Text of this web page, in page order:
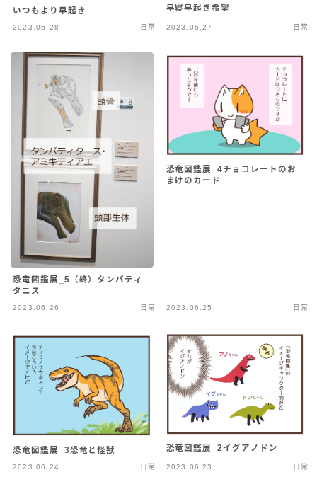
いつもより早起き
2023.06.28 日常
早寝早起き希望
2023.06.27 日常
恐竜図鑑展_5（終）タンバティ
タニス
2023.06.26 日常
恐竜図鑑展_4チョコレートのお
まけのカード
2023.06.25 日常
恐竜図鑑展_3恐竜と怪獣
2023.06.24 日常
恐竜図鑑展_2イグアノドン
2023.06.23 日常